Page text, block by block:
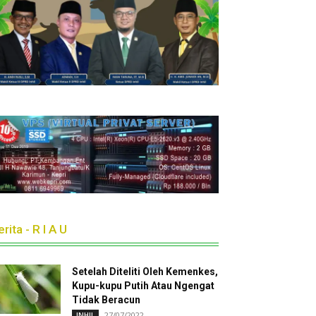
- R I A U
Setelah Diteliti Oleh Kemenkes,
Kupu-kupu Putih Atau Ngengat
Tidak Beracun